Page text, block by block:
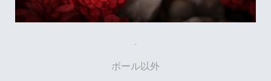
ボール以外